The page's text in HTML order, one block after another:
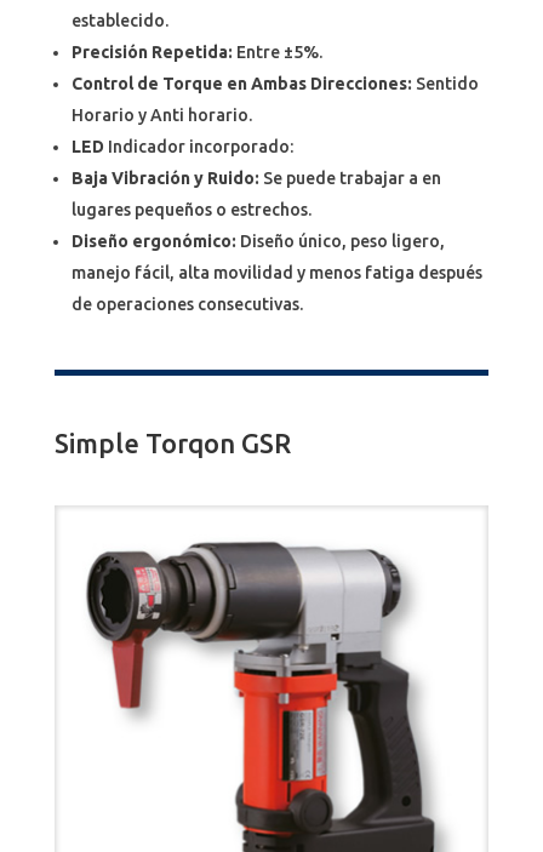
establecido.
Precisión Repetida: Entre ±5%.
Control de Torque en Ambas Direcciones: Sentido
Horario y Anti horario.
LED Indicador incorporado:
Baja Vibración y Ruido: Se puede trabajar a en
lugares pequeños o estrechos.
Diseño ergonómico: Diseño único, peso ligero,
manejo fácil, alta movilidad y menos fatiga después
de operaciones consecutivas.
Simple Torqon GSR